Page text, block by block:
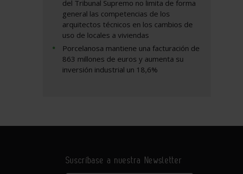
del Tribunal Supremo no limita de forma
general las competencias de los
arquitectos técnicos en los cambios de
uso de locales a viviendas
Porcelanosa mantiene una facturación de
863 millones de euros y aumenta su
inversión industrial un 18,6%
Suscríbase a nuestra Newsletter